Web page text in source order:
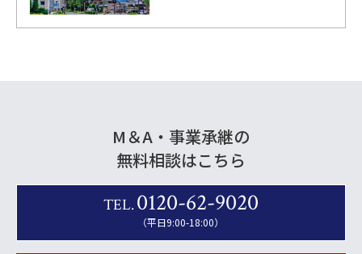
M＆A・事業承継の
無料相談はこちら
TEL.0120-62-9020
（平日9:00-18:00）